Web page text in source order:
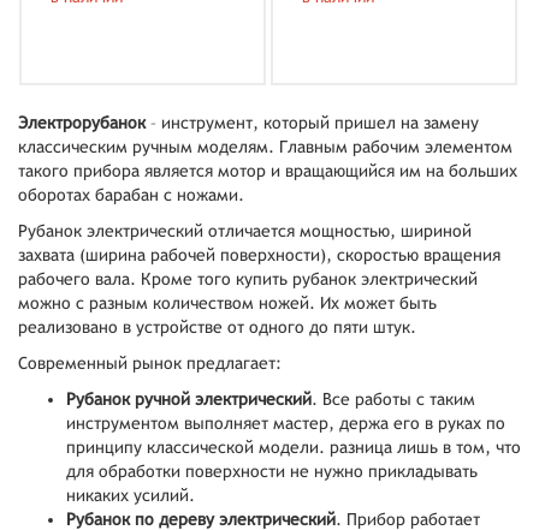
Электрорубанок– инструмент, который пришел на замену
классическим ручным моделям. Главным рабочим элементом
такого прибора является мотор и вращающийся им на больших
оборотах барабан с ножами.
Рубанок электрический отличается мощностью, шириной
захвата (ширина рабочей поверхности), скоростью вращения
рабочего вала. Кроме того купить рубанок электрический
можно с разным количеством ножей. Их может быть
реализовано в устройстве от одного до пяти штук.
Современный рынок предлагает:
Рубанок ручной электрический. Все работы с таким
инструментом выполняет мастер, держа его в руках по
принципу классической модели. разница лишь в том, что
для обработки поверхности не нужно прикладывать
никаких усилий.
Рубанок по дереву электрический. Прибор работает